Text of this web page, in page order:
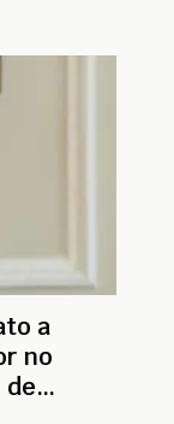
a
no